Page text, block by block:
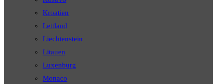
Kroatien
Lettland
Liechtenstein
Litauen
Luxenburg
Monaco